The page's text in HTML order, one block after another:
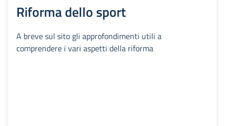
Riforma dello sport
A breve sul sito gli approfondimenti utili a
comprendere i vari aspetti della riforma